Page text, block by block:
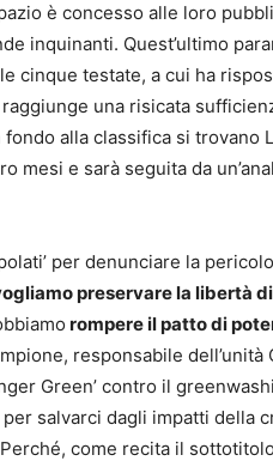
è concesso alle loro
inquinanti. Quest’ultimo
cinque testate, a cui ha
una risicata
alla classifica si trovano
mesi e sarà seguita da
per denunciare la
preservare la libertà
rompere il patto di
responsabile
Green’ contro il
salvarci dagli impatti della
come recita il